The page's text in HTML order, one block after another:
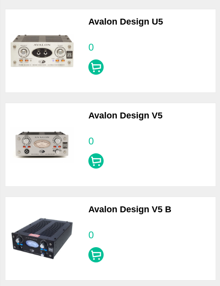
Avalon Design U5
0
Avalon Design V5
0
Avalon Design V5 B
0